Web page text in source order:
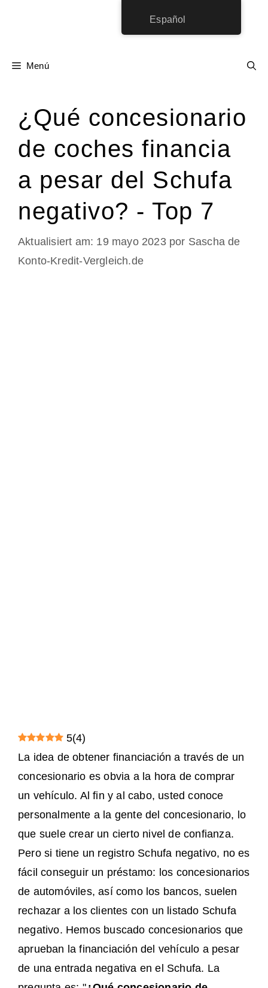
Menú
¿Qué concesionario
de coches financia
a pesar del Schufa
negativo? - Top 7
19 mayo 2023 por Sascha de
Konto-Kredit-Vergleich.de
5(4)
La idea de obtener financiación a través de un
concesionario es obvia a la hora de comprar
un vehículo. Al fin y al cabo, usted conoce
personalmente a la gente del concesionario, lo
que suele crear un cierto nivel de confianza.
Pero si tiene un registro Schufa negativo, no es
fácil conseguir un préstamo: los concesionarios
de automóviles, así como los bancos, suelen
rechazar a los clientes con un listado Schufa
negativo. Hemos buscado concesionarios que
aprueban la financiación del vehículo a pesar
de una entrada negativa en el Schufa. La
Español